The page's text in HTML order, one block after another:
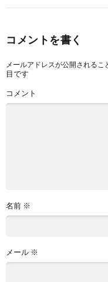
コメントを書く
メールアドレスが公開されるこ
目です
コメント
名前 ※
メール ※